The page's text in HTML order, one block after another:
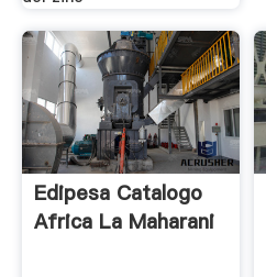
Edipesa Catalogo
Africa La Maharani